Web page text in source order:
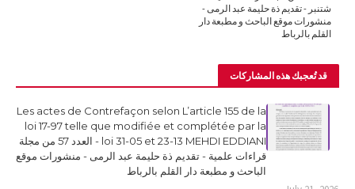
شتنبر - تقديم ذة حليمة عبد الرمى -
منشورات موقع الباحث و مطبعة دار
القلم بالرباط
قد تُعجبك هذه المشاركات
Les actes de Contrefaçon selon L’article 155 de la
loi 17-97 telle que modifiée et complétée par la
loi 31-05 et 23-13 MEHDI EDDIANI - العدد 57 من مجلة
قراءات علمية - تقديم ذة حليمة عبد الرمى - منشورات موقع
الباحث و مطبعة دار القلم بالرباط